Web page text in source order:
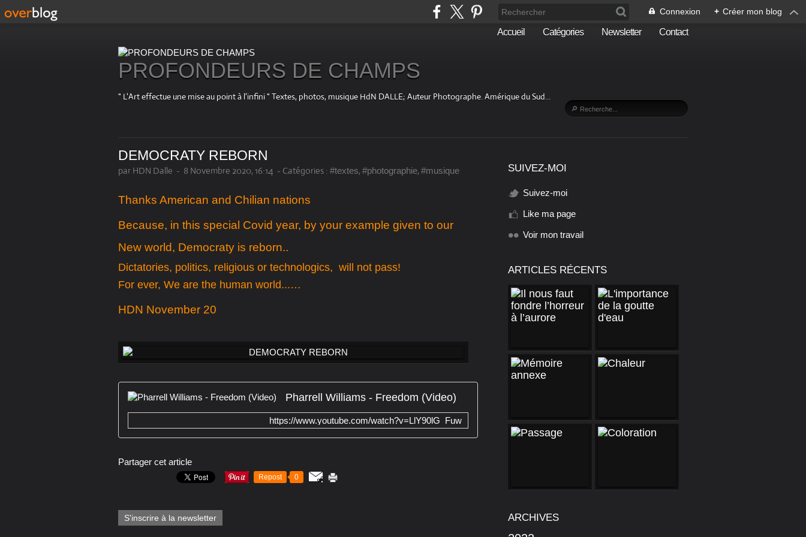
Connexion + Créer mon blog
Accueil Catégories Newsletter Contact
PROFONDEURS DE CHAMPS
" L'Art effectue une mise au point à l'infini " Textes, photos, musique HdN DALLE; Auteur Photographe. Amérique du Sud…
DEMOCRATY REBORN
par HDN Dalle - 8 Novembre 2020, 16:14 - Catégories : #textes, #photographie, #musique
Thanks American and Chilian nations
Because, in this special Covid year, by your example given to our
New world, Democraty is reborn..
Dictatories, politics, religious or technologics, will not pass!
For ever, We are the human world...…
HDN November 20
Pharrell Williams - Freedom (Video)
https://www.youtube.com/watch?v=LlY90lG_Fuw
Partager cet article
Repost 0
S'inscrire à la newsletter
SUIVEZ-MOI
Suivez-moi
Like ma page
Voir mon travail
ARTICLES RÉCENTS
ARCHIVES